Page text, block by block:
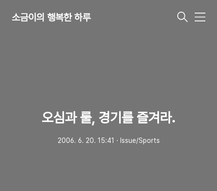
소금이의 행복한 하루
메
오심과 룰, 경기를 즐겨라.
2006. 6. 20. 15:41 ㆍ Issue/Sports